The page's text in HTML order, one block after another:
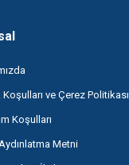
ve Çerez Politikası
Koşulları
Metni